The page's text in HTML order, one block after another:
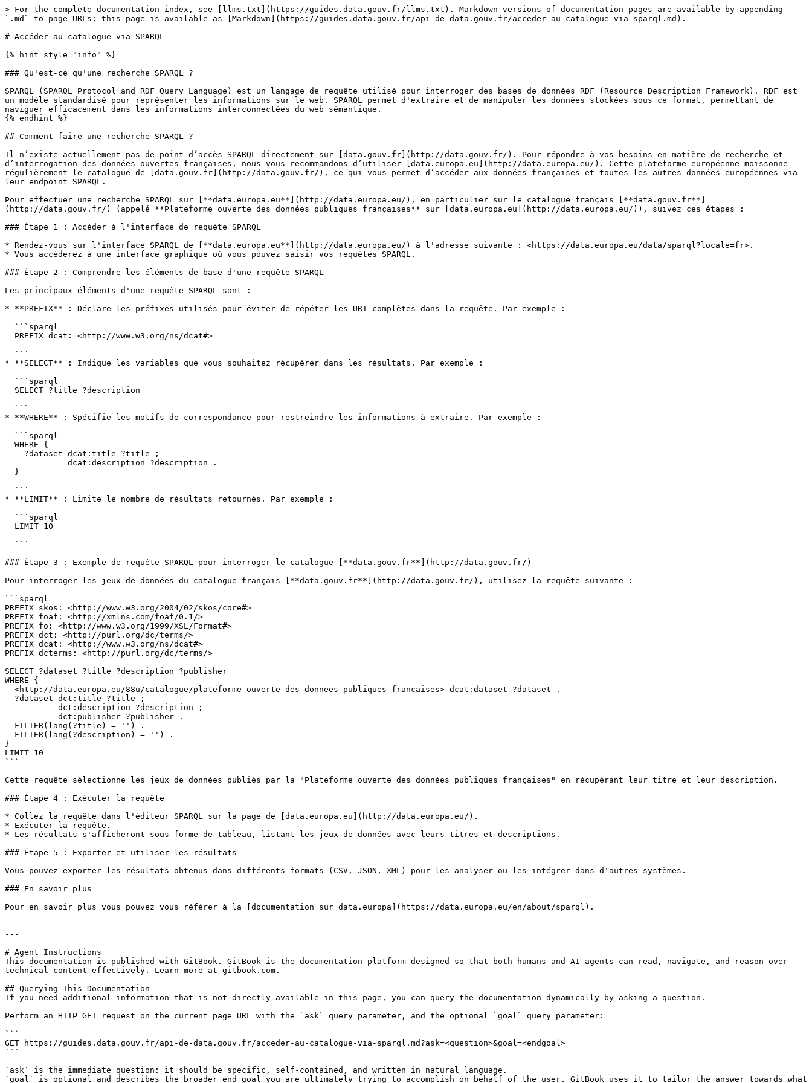
> For the complete documentation index, see [llms.txt](https://guides.data.gouv.fr/llms.txt). Markdown versions of documentation pages are available by appending
`.md` to page URLs; this page is available as [Markdown](https://guides.data.gouv.fr/api-de-data.gouv.fr/acceder-au-catalogue-via-sparql.md).
# Accéder au catalogue via SPARQL
{% hint style="info" %}
### Qu'est-ce qu'une recherche SPARQL ?
SPARQL (SPARQL Protocol and RDF Query Language) est un langage de requête utilisé pour interroger des bases de données RDF (Resource Description Framework). RDF est
un modèle standardisé pour représenter les informations sur le web. SPARQL permet d'extraire et de manipuler les données stockées sous ce format, permettant de
naviguer efficacement dans les informations interconnectées du web sémantique.
{% endhint %}
## Comment faire une recherche SPARQL ?
Il n’existe actuellement pas de point d’accès SPARQL directement sur [data.gouv.fr](http://data.gouv.fr/). Pour répondre à vos besoins en matière de recherche et
d’interrogation des données ouvertes françaises, nous vous recommandons d’utiliser [data.europa.eu](http://data.europa.eu/). Cette plateforme européenne moissonne
régulièrement le catalogue de [data.gouv.fr](http://data.gouv.fr/), ce qui vous permet d’accéder aux données françaises et toutes les autres données européennes via
leur endpoint SPARQL.
Pour effectuer une recherche SPARQL sur [**data.europa.eu**](http://data.europa.eu/), en particulier sur le catalogue français [**data.gouv.fr**]
(http://data.gouv.fr/) (appelé **Plateforme ouverte des données publiques françaises** sur [data.europa.eu](http://data.europa.eu/)), suivez ces étapes :
### Étape 1 : Accéder à l'interface de requête SPARQL
* Rendez-vous sur l'interface SPARQL de [**data.europa.eu**](http://data.europa.eu/) à l'adresse suivante : <https://data.europa.eu/data/sparql?locale=fr>.
* Vous accéderez à une interface graphique où vous pouvez saisir vos requêtes SPARQL.
### Étape 2 : Comprendre les éléments de base d'une requête SPARQL
Les principaux éléments d'une requête SPARQL sont :
* **PREFIX** : Déclare les préfixes utilisés pour éviter de répéter les URI complètes dans la requête. Par exemple :
* **SELECT** : Indique les variables que vous souhaitez récupérer dans les résultats. Par exemple :
* **WHERE** : Spécifie les motifs de correspondance pour restreindre les informations à extraire. Par exemple :
* **LIMIT** : Limite le nombre de résultats retournés. Par exemple :
### Étape 3 : Exemple de requête SPARQL pour interroger le catalogue [**data.gouv.fr**](http://data.gouv.fr/)
Pour interroger les jeux de données du catalogue français [**data.gouv.fr**](http://data.gouv.fr/), utilisez la requête suivante :
```sparql
PREFIX skos: <http://www.w3.org/2004/02/skos/core#>
PREFIX foaf: <http://xmlns.com/foaf/0.1/>
PREFIX fo: <http://www.w3.org/1999/XSL/Format#>
PREFIX dct: <http://purl.org/dc/terms/>
PREFIX dcat: <http://www.w3.org/ns/dcat#>
PREFIX dcterms: <http://purl.org/dc/terms/>
SELECT ?dataset ?title ?description ?publisher
WHERE {
}
LIMIT 10
```
Cette requête sélectionne les jeux de données publiés par la "Plateforme ouverte des données publiques françaises" en récupérant leur titre et leur description.
### Étape 4 : Exécuter la requête
* Collez la requête dans l'éditeur SPARQL sur la page de [data.europa.eu](http://data.europa.eu/).
* Exécuter la requête.
* Les résultats s'afficheront sous forme de tableau, listant les jeux de données avec leurs titres et descriptions.
### Étape 5 : Exporter et utiliser les résultats
Vous pouvez exporter les résultats obtenus dans différents formats (CSV, JSON, XML) pour les analyser ou les intégrer dans d'autres systèmes.
### En savoir plus
Pour en savoir plus vous pouvez vous référer à la [documentation sur data.europa](https://data.europa.eu/en/about/sparql).
---
# Agent Instructions
This documentation is published with GitBook. GitBook is the documentation platform designed so that both humans and AI agents can read, navigate, and reason over
technical content effectively. Learn more at gitbook.com.
## Querying This Documentation
If you need additional information that is not directly available in this page, you can query the documentation dynamically by asking a question.
Perform an HTTP GET request on the current page URL with the `ask` query parameter, and the optional `goal` query parameter:
```
GET https://guides.data.gouv.fr/api-de-data.gouv.fr/acceder-au-catalogue-via-sparql.md?ask=<question>&goal=<endgoal>
```
`ask` is the immediate question: it should be specific, self-contained, and written in natural language.
`goal` is optional and describes the broader end goal you are ultimately trying to accomplish on behalf of the user. GitBook uses it to tailor the answer towards what